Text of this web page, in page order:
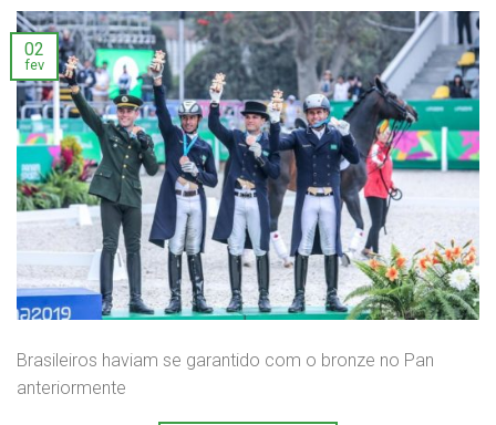
02
fev
Brasileiros haviam se garantido com o bronze no Pan
anteriormente